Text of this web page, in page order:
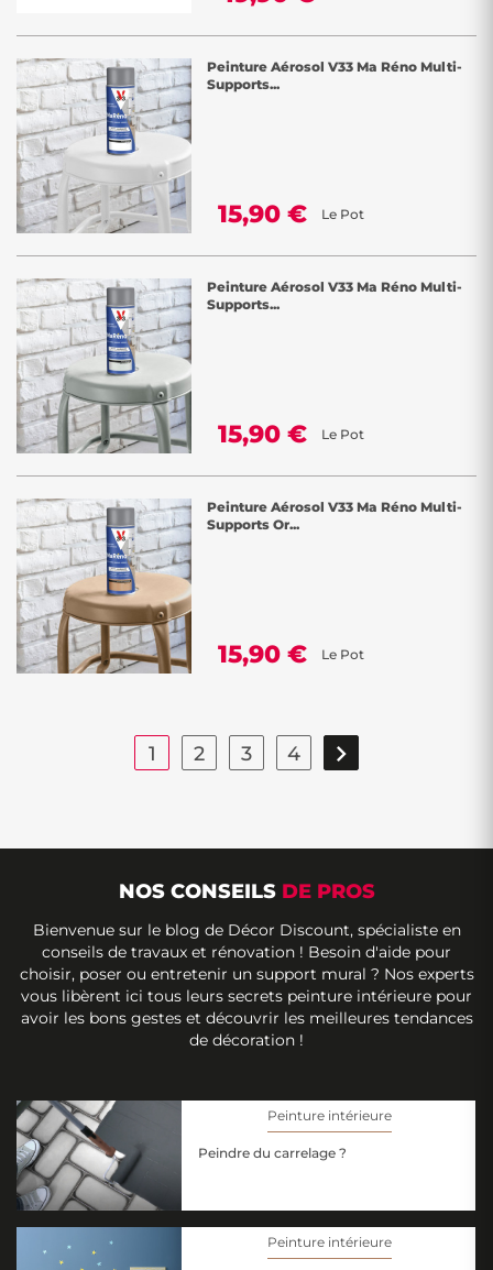
Peinture Aérosol V33 Ma Réno Multi-
Supports...
15,90 € Le Pot
Peinture Aérosol V33 Ma Réno Multi-
Supports...
15,90 € Le Pot
Peinture Aérosol V33 Ma Réno Multi-
Supports Or...
15,90 € Le Pot
1 2 3 4 
NOS CONSEILS DE PROS
Bienvenue sur le blog de Décor Discount, spécialiste en
conseils de travaux et rénovation ! Besoin d'aide pour
choisir, poser ou entretenir un support mural ? Nos experts
vous libèrent ici tous leurs secrets peinture intérieure pour
avoir les bons gestes et découvrir les meilleures tendances
de décoration !
Peinture intérieure
Peindre du carrelage ?
Peinture intérieure